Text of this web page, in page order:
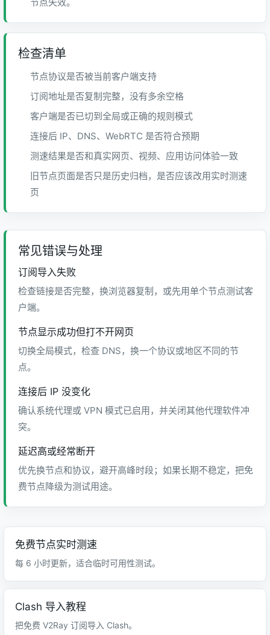
检查清单
节点协议是否被当前客户端支持
订阅地址是否复制完整，没有多余空格
客户端是否已切到全局或正确的规则模式
连接后 IP、DNS、WebRTC 是否符合预期
测速结果是否和真实网页、视频、应用访问体验一致
旧节点页面是否只是历史归档，是否应该改用实时测速
页
常见错误与处理
订阅导入失败
检查链接是否完整，换浏览器复制，或先用单个节点测试客
户端。
节点显示成功但打不开网页
切换全局模式，检查 DNS，换一个协议或地区不同的节
点。
连接后 IP 没变化
确认系统代理或 VPN 模式已启用，并关闭其他代理软件冲
突。
延迟高或经常断开
优先换节点和协议，避开高峰时段；如果长期不稳定，把免
费节点降级为测试用途。
免费节点实时测速
每 6 小时更新，适合临时可用性测试。
Clash 导入教程
把免费 V2Ray 订阅导入 Clash。